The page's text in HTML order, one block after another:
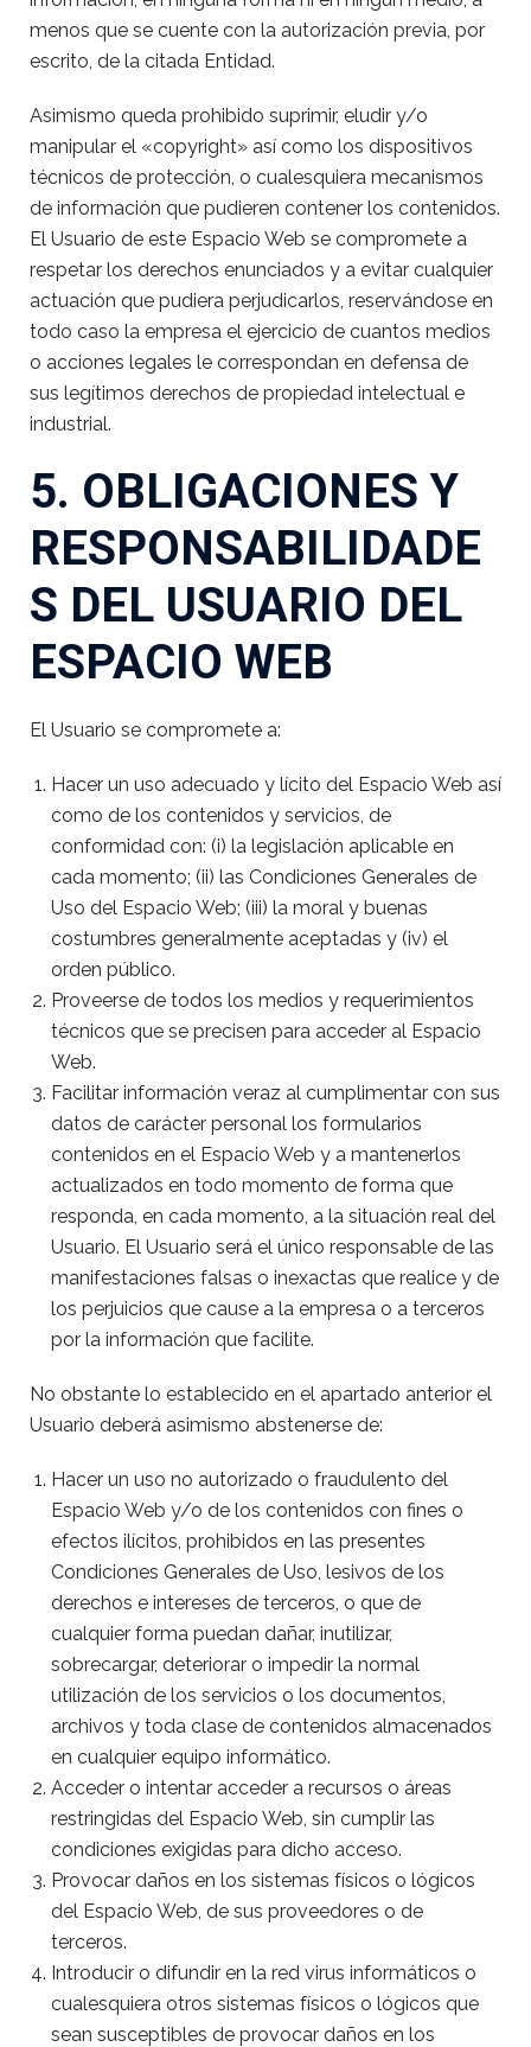
menos que se cuente con la autorización previa, por
escrito, de la citada Entidad.
Asimismo queda prohibido suprimir, eludir y/o
manipular el «copyright» así como los dispositivos
técnicos de protección, o cualesquiera mecanismos
de información que pudieren contener los contenidos.
El Usuario de este Espacio Web se compromete a
respetar los derechos enunciados y a evitar cualquier
actuación que pudiera perjudicarlos, reservándose en
todo caso la empresa el ejercicio de cuantos medios
o acciones legales le correspondan en defensa de
sus legítimos derechos de propiedad intelectual e
industrial.
5. OBLIGACIONES Y
RESPONSABILIDADE
S DEL USUARIO DEL
ESPACIO WEB
El Usuario se compromete a:
Hacer un uso adecuado y lícito del Espacio Web así
como de los contenidos y servicios, de
conformidad con: (i) la legislación aplicable en
cada momento; (ii) las Condiciones Generales de
Uso del Espacio Web; (iii) la moral y buenas
costumbres generalmente aceptadas y (iv) el
orden público.
Proveerse de todos los medios y requerimientos
técnicos que se precisen para acceder al Espacio
Web.
Facilitar información veraz al cumplimentar con sus
datos de carácter personal los formularios
contenidos en el Espacio Web y a mantenerlos
actualizados en todo momento de forma que
responda, en cada momento, a la situación real del
Usuario. El Usuario será el único responsable de las
manifestaciones falsas o inexactas que realice y de
los perjuicios que cause a la empresa o a terceros
por la información que facilite.
No obstante lo establecido en el apartado anterior el
Usuario deberá asimismo abstenerse de:
Hacer un uso no autorizado o fraudulento del
Espacio Web y/o de los contenidos con fines o
efectos ilícitos, prohibidos en las presentes
Condiciones Generales de Uso, lesivos de los
derechos e intereses de terceros, o que de
cualquier forma puedan dañar, inutilizar,
sobrecargar, deteriorar o impedir la normal
utilización de los servicios o los documentos,
archivos y toda clase de contenidos almacenados
en cualquier equipo informático.
Acceder o intentar acceder a recursos o áreas
restringidas del Espacio Web, sin cumplir las
condiciones exigidas para dicho acceso.
Provocar daños en los sistemas físicos o lógicos
del Espacio Web, de sus proveedores o de
terceros.
Introducir o difundir en la red virus informáticos o
cualesquiera otros sistemas físicos o lógicos que
sean susceptibles de provocar daños en los